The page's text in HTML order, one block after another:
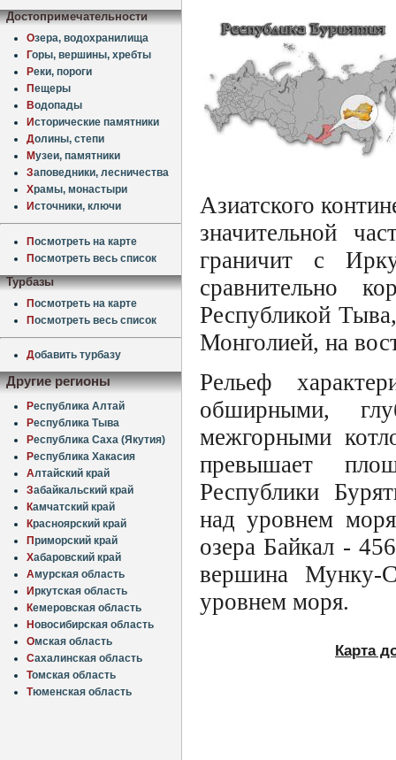
Достопримечательности
Озера, водохранилища
Горы, вершины, хребты
Реки, пороги
Пещеры
Водопады
Исторические памятники
Долины, степи
Музеи, памятники
Заповедники, лесничества
Храмы, монастыри
Источники, ключи
Посмотреть на карте
Посмотреть весь список
Турбазы
Посмотреть на карте
Посмотреть весь список
Добавить турбазу
Другие регионы
Республика Алтай
Республика Тыва
Республика Саха (Якутия)
Республика Хакасия
Алтайский край
Забайкальский край
Камчатский край
Красноярский край
Приморский край
Хабаровский край
Амурская область
Иркутская область
Кемеровская область
Новосибирская область
Омская область
Сахалинская область
Томская область
Тюменская область
Азиатского
значительной
граничит с
сравнительно
Республикой
Монголией, на
Рельеф
обширными,
межгорными
превышает
Республики
над уровнем
озера Байкал -
вершина
уровнем моря.
Карта